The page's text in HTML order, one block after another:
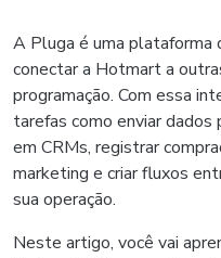
A Pluga é uma plataforma
conectar a Hotmart a
programação. Com essa
tarefas como enviar
em CRMs, registrar
marketing e criar fluxos
sua operação.
Neste artigo, você vai